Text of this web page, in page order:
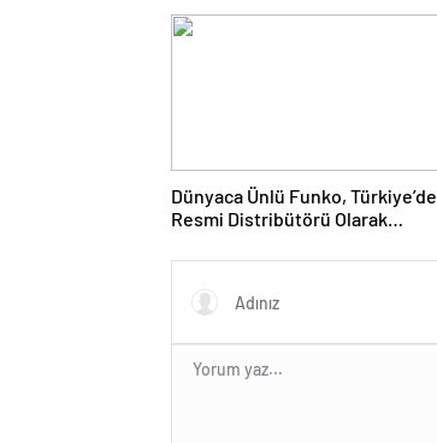
Dünyaca Ünlü Funko, Türkiye’de
Resmi Distribütörü Olarak